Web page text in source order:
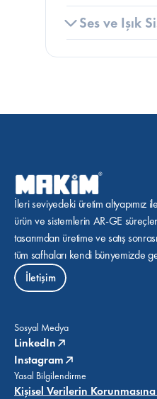
Ses ve Işık
İleri seviyedeki üretim altyapımız
ürün ve sistemlerin AR-GE
tasarımdan üretime ve satış
tüm safhaları kendi bünyemizde
İletişim
Sosyal Medya
LinkedIn
Instagram
Yasal Bilgilendirme
Kişisel Verilerin